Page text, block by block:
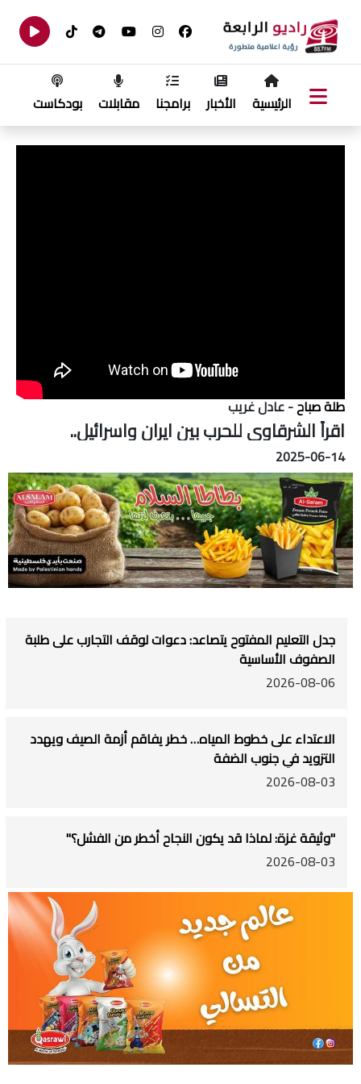
الرئيسية الأخبار برامجنا مقابلات بودكاست
طلة صباح- عادل غريب
اقرأ الشرقاوي للحرب بين ايران واسرائيل..
2025-06-14
جدل التعليم المفتوح يتصاعد: دعوات لوقف التجارب على طلبة
الصفوف الأساسية
2026-08-06
الاعتداء على خطوط المياه… خطر يفاقم أزمة الصيف ويهدد
التزويد في جنوب الضفة
2026-08-03
"وثيقة غزة: لماذا قد يكون النجاح أخطر من الفشل؟"
2026-08-03